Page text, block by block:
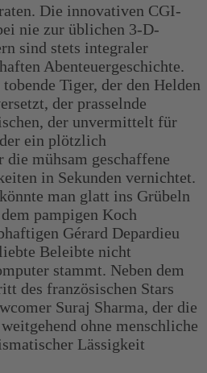
Die innovativen CGI-
nie zur üblichen 3-D-
sind stets integraler
Abenteuergeschichte.
Tiger, der den Helden
der prasselnde
der unvermittelt für
ein plötzlich
die mühsam geschaffene
in Sekunden vernichtet.
man glatt ins Grübeln
pampigen Koch
Gérard Depardieu
Beleibte nicht
stammt. Neben dem
des französischen Stars
Suraj Sharma, der die
ohne menschliche
Lässigkeit